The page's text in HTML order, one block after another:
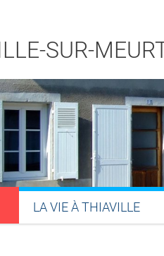
SUR-
LA VIE À THIAVILLE